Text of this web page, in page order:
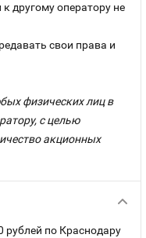
другому оператору не
свои права и
физических лиц в
с целью
акционных
рублей по Краснодару